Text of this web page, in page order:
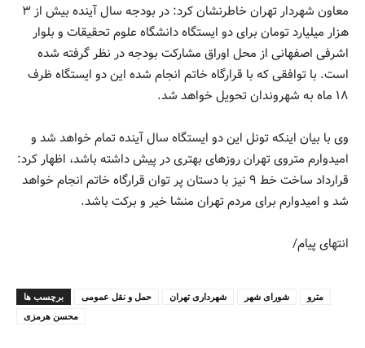
معاون شهردار تهران خاطرنشان کرد: در بودجه سال آینده بیش از ۳
هزار میلیارد تومان برای دو ایستگاه دانشگاه علوم تحقیقات و بلوار
اشرفی اصفهانی از محل اوراق مشارکت بودجه در نظر گرفته شده
است. با توافقی که با قرارگاه خاتم انجام شده این دو ایستگاه ظرف
۱۸ ماه به شهروندان تحویل خواهد شد.
وی با بیان اینکه تونل این دو ایستگاه سال آینده تمام خواهد شد و
امیدوارم متروی تهران روزهای بهتری در پیش داشته باشد، اظهار کرد:
قرارداد ساخت خط ۹ نیز با دستان پر توان قرارگاه خاتم انجام خواهد
شد و امیدوارم برای مردم تهران منشا خیر و برکت باشد.
انتهای پیام/
برچسب ها حمل و نقل عمومی شهرداری تهران شورای شهر
مترو
محسن هرمزی